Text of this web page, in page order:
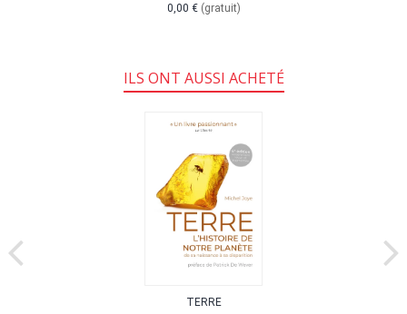
0,00 € (gratuit)
ILS ONT AUSSI ACHETÉ
TERRE